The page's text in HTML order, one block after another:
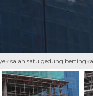
salah satu gedung